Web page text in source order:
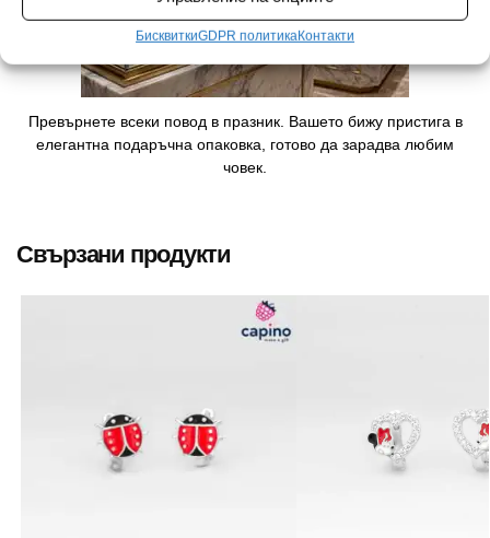
БисквиткиGDPR политикаКонтакти
Превърнете всеки повод в празник. Вашето бижу пристига в
елегантна подаръчна опаковка, готово да зарадва любим
човек.
Свързани продукти